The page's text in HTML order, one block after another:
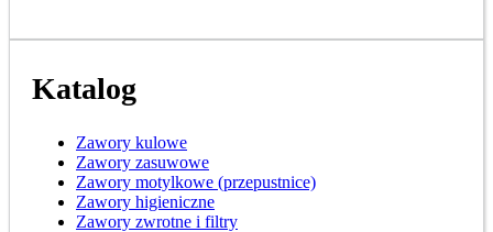
Katalog
Zawory kulowe
Zawory zasuwowe
Zawory motylkowe (przepustnice)
Zawory higieniczne
Zawory zwrotne i filtry